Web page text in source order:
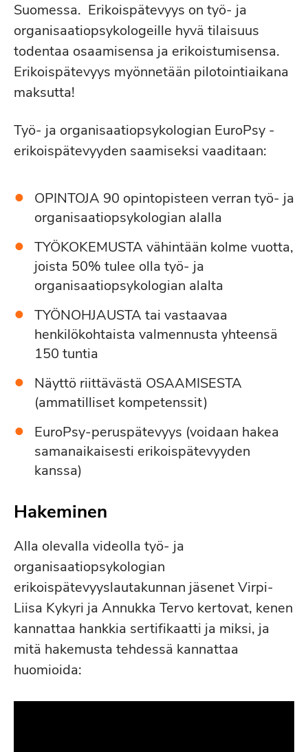
Suomessa. Erikoispätevyys on työ- ja
organisaatiopsykologeille hyvä tilaisuus
todentaa osaamisensa ja erikoistumisensa.
Erikoispätevyys myönnetään pilotointiaikana
maksutta!
Työ- ja organisaatiopsykologian EuroPsy -
erikoispätevyyden saamiseksi vaaditaan:
OPINTOJA 90 opintopisteen verran työ- ja
organisaatiopsykologian alalla
TYÖKOKEMUSTA vähintään kolme vuotta,
joista 50% tulee olla työ- ja
organisaatiopsykologian alalta
TYÖNOHJAUSTA tai vastaavaa
henkilökohtaista valmennusta yhteensä
150 tuntia
Näyttö riittävästä OSAAMISESTA
(ammatilliset kompetenssit)
EuroPsy-peruspätevyys (voidaan hakea
samanaikaisesti erikoispätevyyden
kanssa)
Hakeminen
Alla olevalla videolla työ- ja
organisaatiopsykologian
erikoispätevyyslautakunnan jäsenet Virpi-
Liisa Kykyri ja Annukka Tervo kertovat, kenen
kannattaa hankkia sertifikaatti ja miksi, ja
mitä hakemusta tehdessä kannattaa
huomioida: